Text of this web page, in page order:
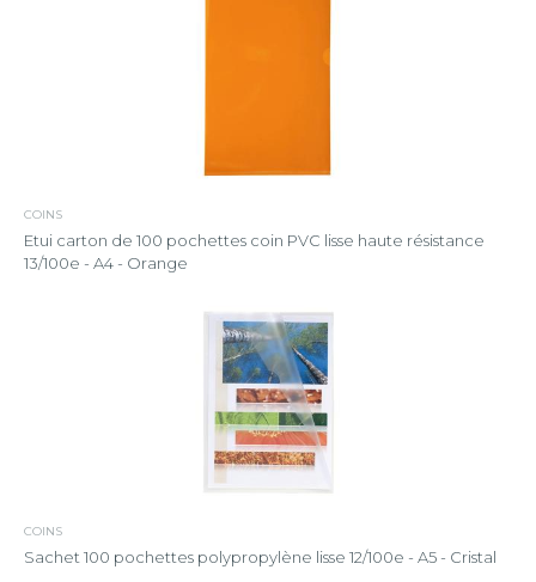
COINS
Etui carton de 100 pochettes coin PVC lisse haute résistance
13/100e - A4 - Orange
COINS
Sachet 100 pochettes polypropylène lisse 12/100e - A5 - Cristal